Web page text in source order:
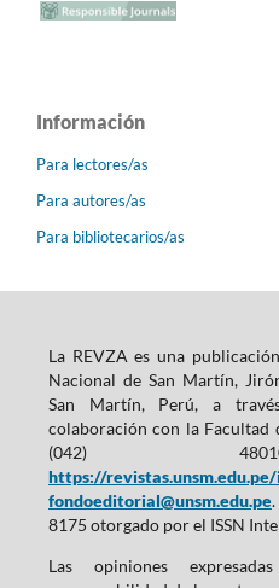
Información
Para lectores/as
Para autores/as
Para bibliotecarios/as
La REVZA es una
Nacional de San Martín,
San Martín, Perú, a
colaboración con la Facultad
(042)
https://
fondoeditorial@unsm.edu.pe
8175 otorgado por el ISSN
Las opiniones